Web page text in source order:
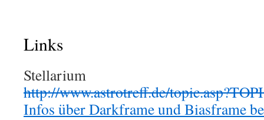
Links
Stellarium
http://www.astrotreff.de/
Infos über Darkframe und Biasframe